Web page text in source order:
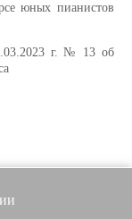
юных пианистов
г. № 13 об